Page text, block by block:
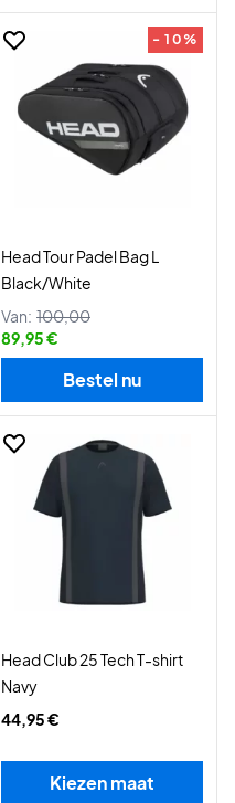
- 10%
Head Tour Padel Bag L
Black/White
Van: 100,00
89,95 €
Bestel nu
Head Club 25 Tech T-shirt
Navy
44,95 €
Kiezen maat